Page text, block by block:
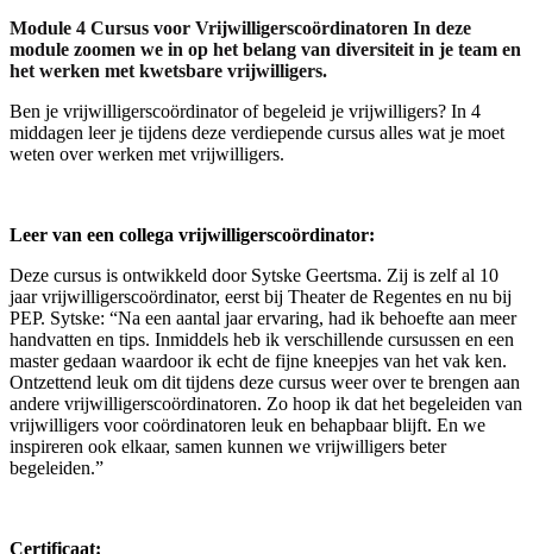
Module 4 Cursus voor Vrijwilligerscoördinatoren In deze
module zoomen we in op het belang van diversiteit in je team en
het werken met kwetsbare vrijwilligers.
Ben je vrijwilligerscoördinator of begeleid je vrijwilligers? In 4
middagen leer je tijdens deze verdiepende cursus alles wat je moet
weten over werken met vrijwilligers.
Leer van een collega vrijwilligerscoördinator:
Deze cursus is ontwikkeld door Sytske Geertsma. Zij is zelf al 10
jaar vrijwilligerscoördinator, eerst bij Theater de Regentes en nu bij
PEP. Sytske: “Na een aantal jaar ervaring, had ik behoefte aan meer
handvatten en tips. Inmiddels heb ik verschillende cursussen en een
master gedaan waardoor ik echt de fijne kneepjes van het vak ken.
Ontzettend leuk om dit tijdens deze cursus weer over te brengen aan
andere vrijwilligerscoördinatoren. Zo hoop ik dat het begeleiden van
vrijwilligers voor coördinatoren leuk en behapbaar blijft. En we
inspireren ook elkaar, samen kunnen we vrijwilligers beter
begeleiden.”
Certificaat: